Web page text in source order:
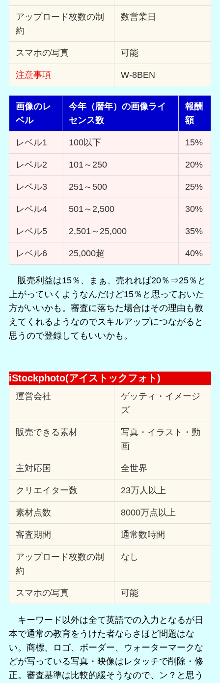
アップロード枚数の制
約
数営業日
スマホの写真 可能
注意事項 W-8BEN
画像のレ
ベル
今年（暦年）の画像ライ
センス数
報酬
額
レベル1 100以下 15%
レベル2 101～250 20%
レベル3 251～500 25%
レベル4 501～2,500 30%
レベル5 2,501～25,000 35%
レベル6 25,000超 40%
販売利益は15％、まぁ、売れれば20％⇒25％と
上がっていくようなんだけど15％と思っておいた
方がいいかも。審査に落ちた場合はその理由も教
えてくれるようなのでスキルアップにつながると
思うので登録してもいいかも。
iStockphoto(アイストックフォト)
運営会社
ゲッティ・イメージ
ズ
販売できる素材
写真・イラスト・動
画
主対応国 全世界
クリエイター数 23万人以上
素材点数 8000万点以上
審査期間 通常数時間
アップロード枚数の制
約
なし
スマホの写真 可能
キーワード以外は全て英語での入力となるが日
本で通常の教育をうけた者ならさほど問題はな
い。商標、ロゴ、ボーダー、ウォーターマークな
どが写っている写真・映像はレタッチで削除・修
正。審査基準は比較的緩そうなので、ン？と思う